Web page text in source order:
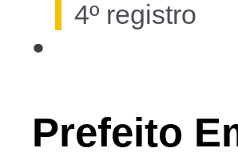
4º registro
•14 de ago. de 1954, sábado
Prefeito